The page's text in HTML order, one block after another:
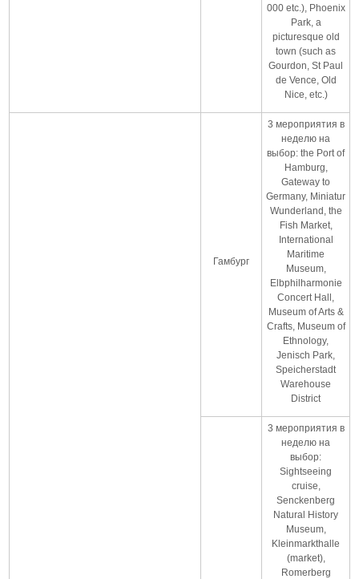
000 etc.), Phoenix
Park, a
picturesque old
town (such as
Gourdon, St Paul
de Vence, Old
Nice, etc.)
Гамбург
3 мероприятия в
неделю на
выбор: the Port of
Hamburg,
Gateway to
Germany, Miniatur
Wunderland, the
Fish Market,
International
Maritime
Museum,
Elbphilharmonie
Concert Hall,
Museum of Arts &
Crafts, Museum of
Ethnology,
Jenisch Park,
Speicherstadt
Warehouse
District
3 мероприятия в
неделю на
выбор:
Sightseeing
cruise,
Senckenberg
Natural History
Museum,
Kleinmarkthalle
(market),
Romerberg